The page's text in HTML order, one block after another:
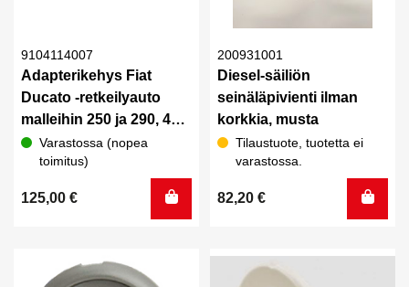
9104114007
Adapterikehys Fiat
Ducato -retkeilyauto
malleihin 250 ja 290, 400
x 400 mm
Varastossa (nopea
toimitus)
125,00 €
200931001
Diesel-säiliön
seinäläpivienti ilman
korkkia, musta
Tilaustuote, tuotetta ei
varastossa.
82,20 €